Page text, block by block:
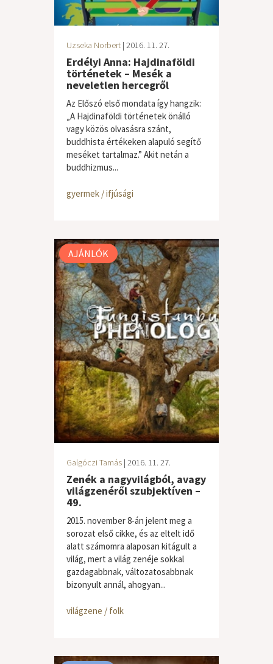
Uzseka Norbert | 2016. 11. 27.
Erdélyi Anna: Hajdinaföldi
történetek – Mesék a
neveletlen hercegről
Az Előszó első mondata így hangzik:
„A Hajdinaföldi történetek önálló
vagy közös olvasásra szánt,
buddhista értékeken alapuló segítő
meséket tartalmaz.” Akit netán a
buddhizmus...
gyermek / ifjúsági
AJÁNLÓK
Galgóczi Tamás | 2016. 11. 27.
Zenék a nagyvilágból, avagy
világzenéről szubjektíven –
49.
2015. november 8-án jelent meg a
sorozat első cikke, és az eltelt idő
alatt számomra alaposan kitágult a
világ, mert a világ zenéje sokkal
gazdagabbnak, változatosabbnak
bizonyult annál, ahogyan...
világzene / folk